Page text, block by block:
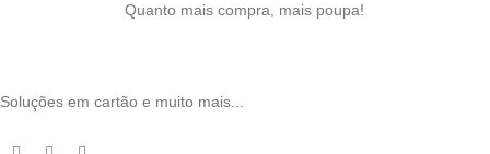
Quanto mais compra, mais poupa!
Soluções em cartão e muito mais...